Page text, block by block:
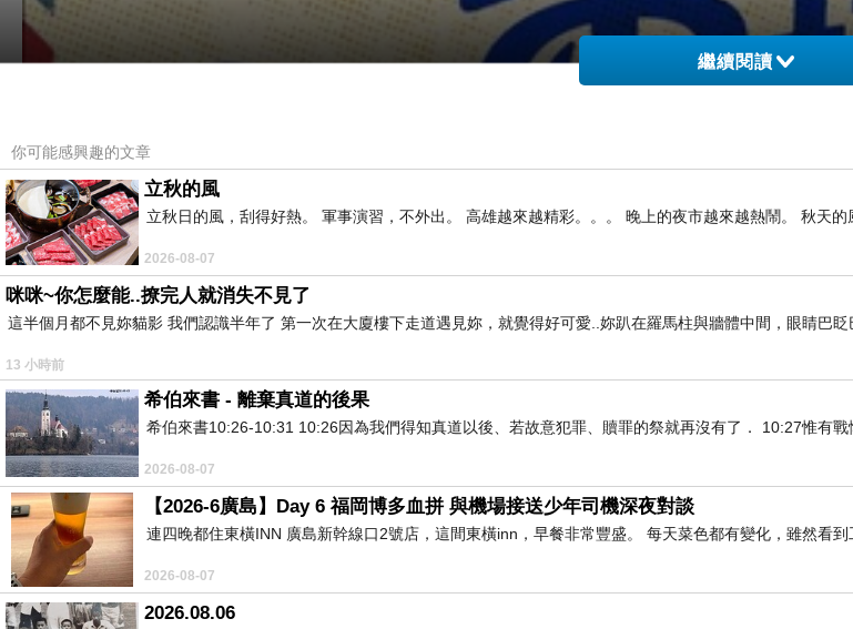
繼續閱讀
你可能感興趣的文章
立秋的風
立秋日的風，刮得好熱。 軍事演習，不外出。 高雄越來越精彩。。。 晚上的夜市越來越熱鬧。 秋天的
2026-08-07
咪咪~你怎麼能..撩完人就消失不見了
這半個月都不見妳貓影 我們認識半年了 第一次在大廈樓下走道遇見妳，就覺得好可愛..妳趴在羅馬柱與牆體中間，眼睛巴眨
13 小時前
希伯來書 - 離棄真道的後果
希伯來書10:26-10:31 10:26因為我們得知真道以後、若故意犯罪、贖罪的祭就再沒有了． 10:27惟有
2026-08-07
【2026-6廣島】Day 6 福岡博多血拼 與機場接送少年司機深夜對談
連四晚都住東橫INN 廣島新幹線口2號店，這間東橫inn，早餐非常豐盛。 每天菜色都有變化，雖然看
2026-08-07
2026.08.06